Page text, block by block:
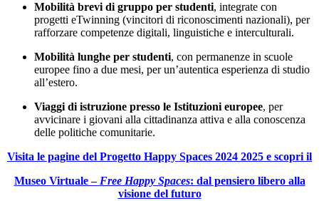
Mobilità brevi di gruppo per studenti, integrate con
progetti eTwinning (vincitori di riconoscimenti nazionali), per
rafforzare competenze digitali, linguistiche e interculturali.
Mobilità lunghe per studenti, con permanenze in scuole
europee fino a due mesi, per un’autentica esperienza di studio
all’estero.
Viaggi di istruzione presso le Istituzioni europee, per
avvicinare i giovani alla cittadinanza attiva e alla conoscenza
delle politiche comunitarie.
Visita le pagine del Progetto Happy Spaces 2024 2025 e scopri il
Museo Virtuale – Free Happy Spaces: dal pensiero libero alla
visione del futuro